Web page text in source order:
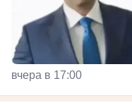
вчера в 17:00